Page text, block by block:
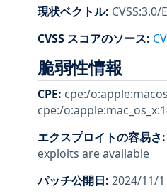
現状ベクトル: CVSS:3.0/
CVSS スコアのソース:
脆弱性情報
CPE: cpe:/
cpe:/
エクスプロイトの容易さ:
exploits are available
パッチ公開日: 2024/11/1